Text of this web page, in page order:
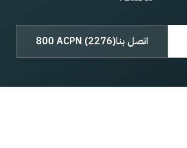
اتصل بنا800 ACPN (2276)